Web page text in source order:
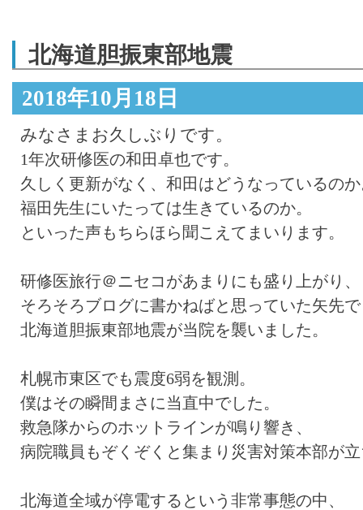
北海道胆振東部地震
2018年10月18日
みなさまお久しぶりです。
1年次研修医の和田卓也です。
久しく更新がなく、和田はどうなっているの
福田先生にいたっては生きているのか。
といった声もちらほら聞こえてまいります。
研修医旅行＠ニセコがあまりにも盛り上がり、
そろそろブログに書かねばと思っていた矢先
北海道胆振東部地震が当院を襲いました。
札幌市東区でも震度6弱を観測。
僕はその瞬間まさに当直中でした。
救急隊からのホットラインが鳴り響き、
病院職員もぞくぞくと集まり災害対策本部が
北海道全域が停電するという非常事態の中、